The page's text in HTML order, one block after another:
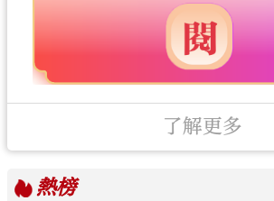
了解更多
熱榜